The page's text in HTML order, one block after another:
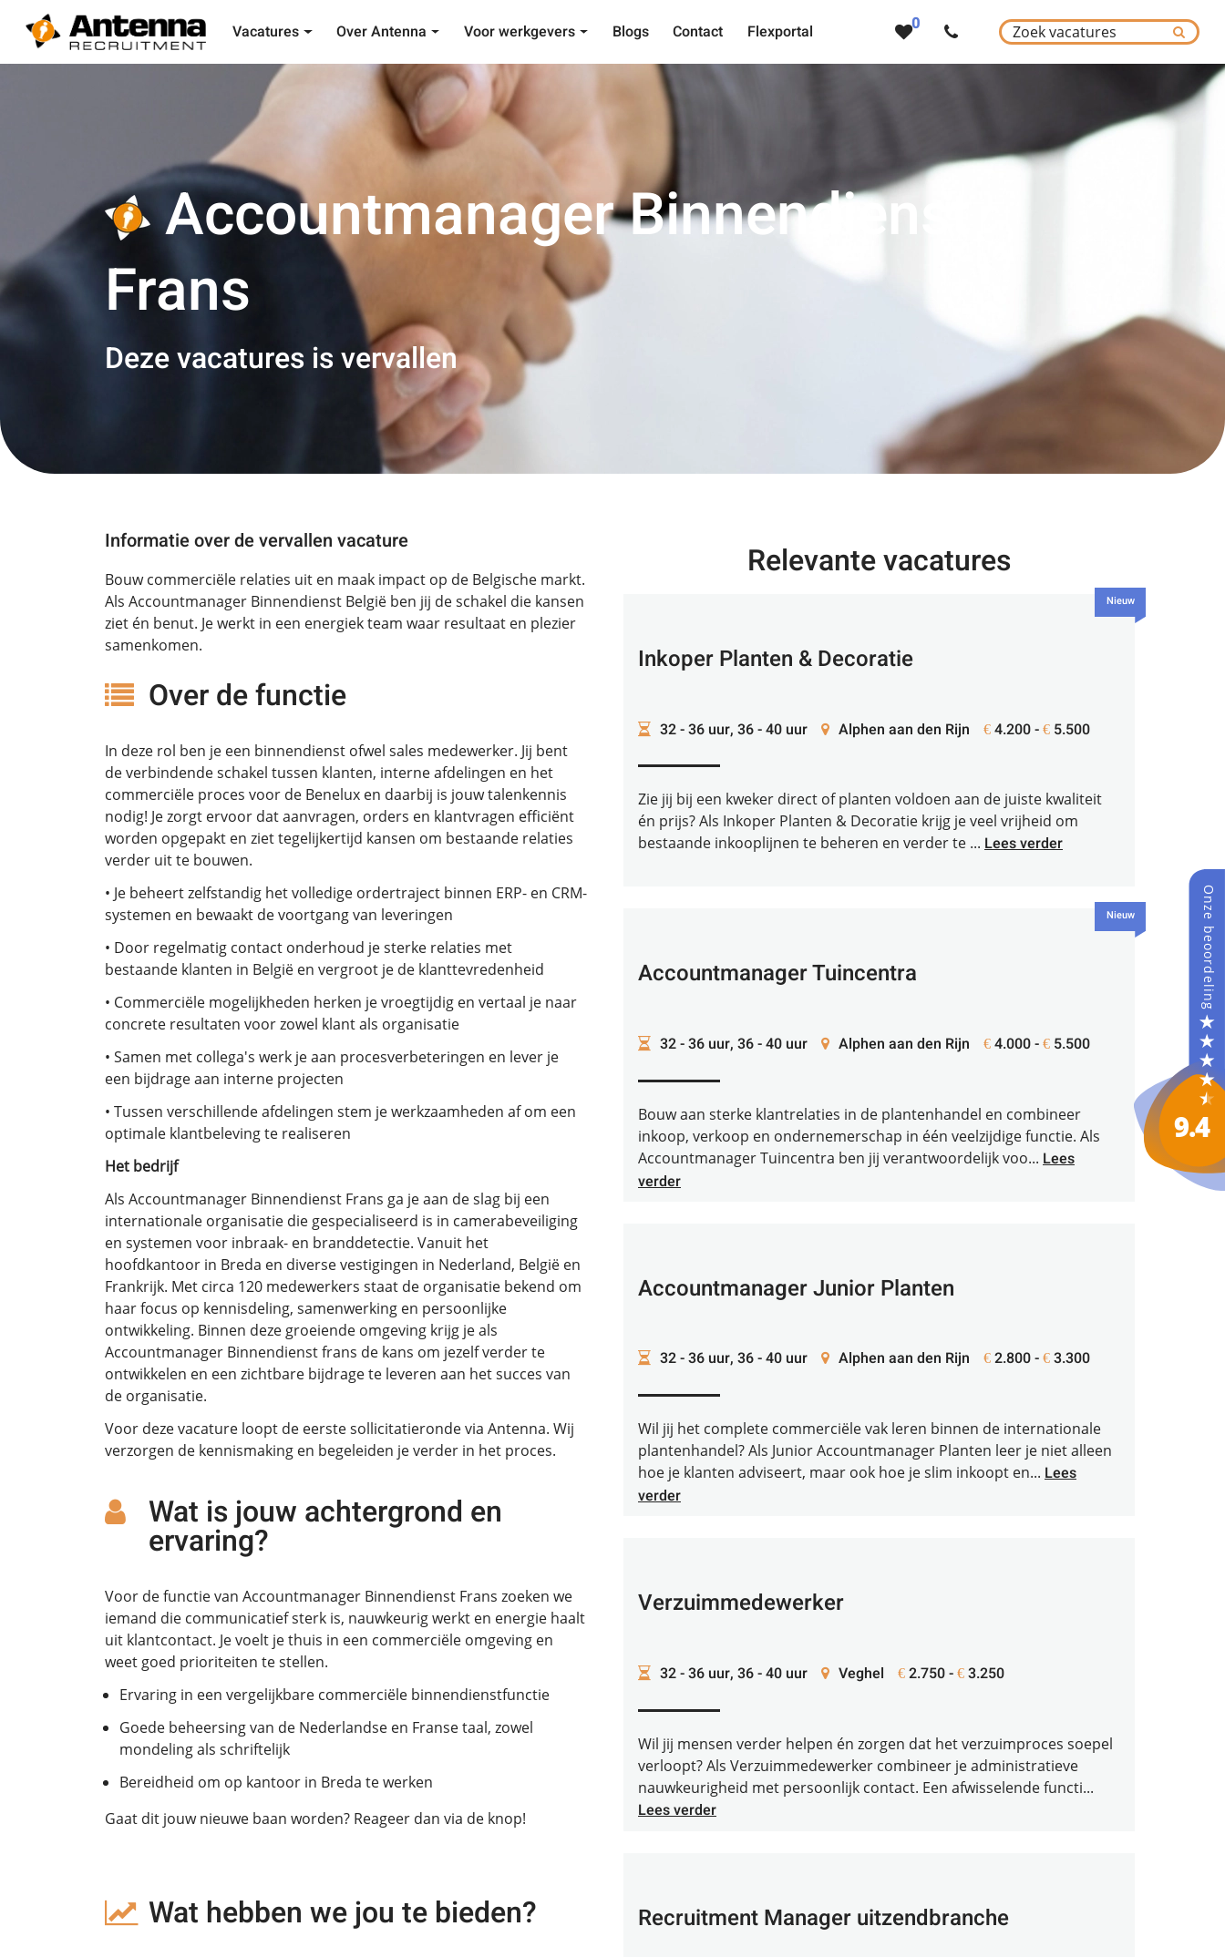
Vacatures Over Antenna Voor werkgevers Blogs Contact Flexportal 0
Accountmanager Binnendienst
Frans
Deze vacatures is vervallen
Informatie over de vervallen vacature
Bouw commerciële relaties uit en maak impact op de Belgische markt.
Als Accountmanager Binnendienst België ben jij de schakel die kansen
ziet én benut. Je werkt in een energiek team waar resultaat en plezier
samenkomen.
Over de functie
In deze rol ben je een binnendienst ofwel sales medewerker. Jij bent
de verbindende schakel tussen klanten, interne afdelingen en het
commerciële proces voor de Benelux en daarbij is jouw talenkennis
nodig! Je zorgt ervoor dat aanvragen, orders en klantvragen efficiënt
worden opgepakt en ziet tegelijkertijd kansen om bestaande relaties
verder uit te bouwen.
• Je beheert zelfstandig het volledige ordertraject binnen ERP- en CRM-
systemen en bewaakt de voortgang van leveringen
• Door regelmatig contact onderhoud je sterke relaties met
bestaande klanten in België en vergroot je de klanttevredenheid
• Commerciële mogelijkheden herken je vroegtijdig en vertaal je naar
concrete resultaten voor zowel klant als organisatie
• Samen met collega's werk je aan procesverbeteringen en lever je
een bijdrage aan interne projecten
• Tussen verschillende afdelingen stem je werkzaamheden af om een
optimale klantbeleving te realiseren
Het bedrijf
Als Accountmanager Binnendienst Frans ga je aan de slag bij een
internationale organisatie die gespecialiseerd is in camerabeveiliging
en systemen voor inbraak- en branddetectie. Vanuit het
hoofdkantoor in Breda en diverse vestigingen in Nederland, België en
Frankrijk. Met circa 120 medewerkers staat de organisatie bekend om
haar focus op kennisdeling, samenwerking en persoonlijke
ontwikkeling. Binnen deze groeiende omgeving krijg je als
Accountmanager Binnendienst frans de kans om jezelf verder te
ontwikkelen en een zichtbare bijdrage te leveren aan het succes van
de organisatie.
Voor deze vacature loopt de eerste sollicitatieronde via Antenna. Wij
verzorgen de kennismaking en begeleiden je verder in het proces.
Wat is jouw achtergrond en
ervaring?
Voor de functie van Accountmanager Binnendienst Frans zoeken we
iemand die communicatief sterk is, nauwkeurig werkt en energie haalt
uit klantcontact. Je voelt je thuis in een commerciële omgeving en
weet goed prioriteiten te stellen.
Ervaring in een vergelijkbare commerciële binnendienstfunctie
Goede beheersing van de Nederlandse en Franse taal, zowel
mondeling als schriftelijk
Bereidheid om op kantoor in Breda te werken
Gaat dit jouw nieuwe baan worden? Reageer dan via de knop!
Wat hebben we jou te bieden?
Relevante vacatures
Inkoper Planten & Decoratie
32 - 36 uur, 36 - 40 uur Alphen aan den Rijn € 4.200 - € 5.500
Zie jij bij een kweker direct of planten voldoen aan de juiste kwaliteit
én prijs? Als Inkoper Planten & Decoratie krijg je veel vrijheid om
bestaande inkooplijnen te beheren en verder te ... Lees verder
Nieuw
Accountmanager Tuincentra
32 - 36 uur, 36 - 40 uur Alphen aan den Rijn € 4.000 - € 5.500
Bouw aan sterke klantrelaties in de plantenhandel en combineer
inkoop, verkoop en ondernemerschap in één veelzijdige functie. Als
Accountmanager Tuincentra ben jij verantwoordelijk voo... Lees
verder
Nieuw
Accountmanager Junior Planten
32 - 36 uur, 36 - 40 uur Alphen aan den Rijn € 2.800 - € 3.300
Wil jij het complete commerciële vak leren binnen de internationale
plantenhandel? Als Junior Accountmanager Planten leer je niet alleen
hoe je klanten adviseert, maar ook hoe je slim inkoopt en... Lees
verder
Verzuimmedewerker
32 - 36 uur, 36 - 40 uur Veghel € 2.750 - € 3.250
Wil jij mensen verder helpen én zorgen dat het verzuimproces soepel
verloopt? Als Verzuimmedewerker combineer je administratieve
nauwkeurigheid met persoonlijk contact. Een afwisselende functi...
Lees verder
Recruitment Manager uitzendbranche